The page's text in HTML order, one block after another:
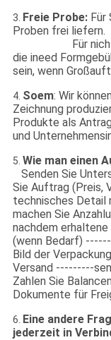
3. Freie Probe:Für
Proben frei liefern.
Für
die ineed
sein, wenn
4. Soem: Wir
Zeichnung
Produkte als
und
5. Wie man einen
Senden Sie
Sie Auftrag (Preis,
technisches Detail
machen Sie
nachdem
(wenn Bedarf)
Bild der
Versand ---------
Zahlen Sie
Dokumente für
6. Eine andere
jederzeit in